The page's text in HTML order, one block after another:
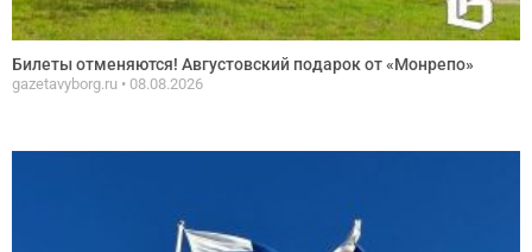
Билеты отменяются! Августовский подарок от «Монрепо»
gazetavyborg.ru 08.08.2026